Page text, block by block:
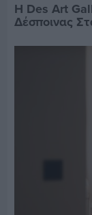
Η Des Art
Δέσποινας